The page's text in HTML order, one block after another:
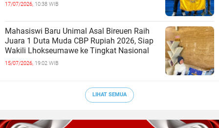
17/07/2026, 10:38 WIB
Mahasiswi Baru Unimal Asal Bireuen Raih
Juara 1 Duta Muda CBP Rupiah 2026, Siap
Wakili Lhokseumawe ke Tingkat Nasional
15/07/2026, 19:02 WIB
LIHAT SEMUA